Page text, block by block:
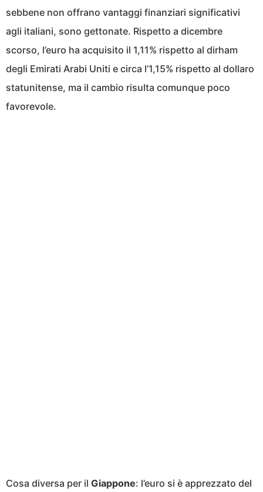
sebbene non offrano vantaggi finanziari significativi
agli italiani, sono gettonate. Rispetto a dicembre
scorso, l’euro ha acquisito il 1,11% rispetto al dirham
degli Emirati Arabi Uniti e circa l’1,15% rispetto al dollaro
statunitense, ma il cambio risulta comunque poco
favorevole.
Cosa diversa per il Giappone: l’euro si è apprezzato del